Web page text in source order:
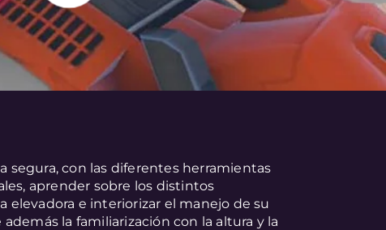
segura, con las diferentes herramientas
aprender sobre los distintos
e interiorizar el manejo de su
la familiarización con la altura y la